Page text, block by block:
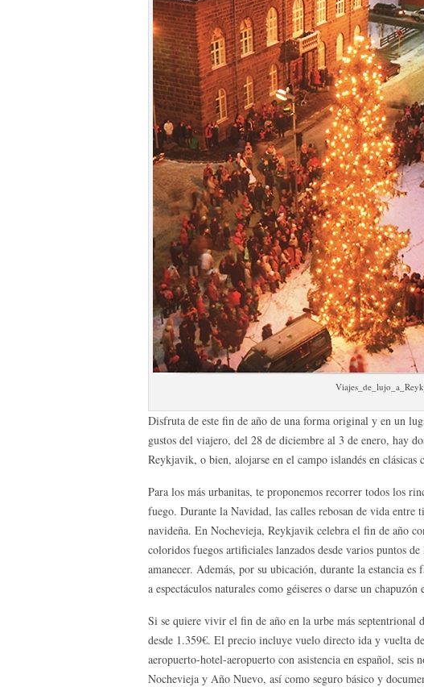
Disfruta de este fin de año de una forma original y en un
gustos del viajero, del 28 de diciembre al 3 de enero, hay
Reykjavik, o bien, alojarse en el campo islandés en clásicas
Para los más urbanitas, te proponemos recorrer todos los
fuego. Durante la Navidad, las calles rebosan de vida entre
navideña. En Nochevieja, Reykjavik celebra el fin de año
coloridos fuegos artificiales lanzados desde varios puntos
amanecer. Además, por su ubicación, durante la estancia
a espectáculos naturales como géiseres o darse un
Si se quiere vivir el fin de año en la urbe más septentrional
desde 1.359€. El precio incluye vuelo directo ida y vuelta
aeropuerto-hotel-aeropuerto con asistencia en español, seis
Nochevieja y Año Nuevo, así como seguro básico y